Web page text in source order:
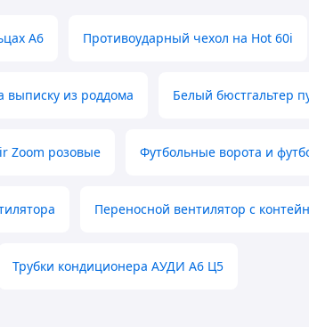
А6 Противоударный чехол на Hot 60i
выписку из роддома Белый бюстгальтер
Zoom розовые Футбольные ворота и
Переносной вентилятор с
Трубки кондиционера АУДИ А6 Ц5